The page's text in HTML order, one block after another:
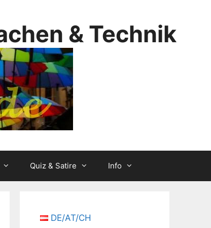
& Technik
Quiz & Satire Info
DE/AT/CH